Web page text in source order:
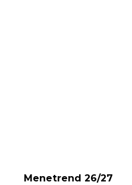
Menetrend 26/27